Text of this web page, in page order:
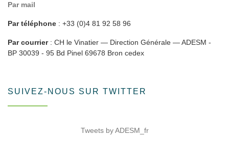
Par mail
Par téléphone : +33 (0)4 81 92 58 96
Par courrier: CH le Vinatier — Direction Générale — ADESM -
BP 30039 - 95 Bd Pinel 69678 Bron cedex
SUIVEZ-NOUS SUR TWITTER
Tweets by ADESM_fr